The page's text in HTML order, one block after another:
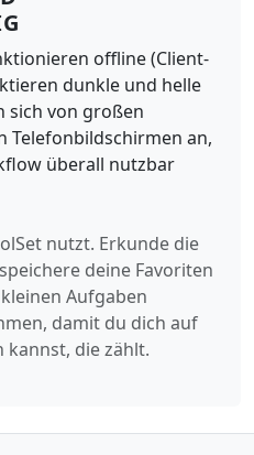
offline (Client-
dunkle und helle
sich von großen
Telefonbildschirmen an,
überall nutzbar
nutzt. Erkunde die
deine Favoriten
Aufgaben
damit du dich auf
die zählt.